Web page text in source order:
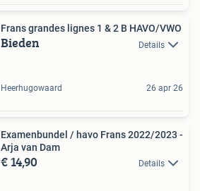
Frans grandes lignes 1 & 2 B HAVO/VWO
Bieden Details
Heerhugowaard 26 apr 26
Examenbundel / havo Frans 2022/2023 -
Arja van Dam
€ 14,90 Details